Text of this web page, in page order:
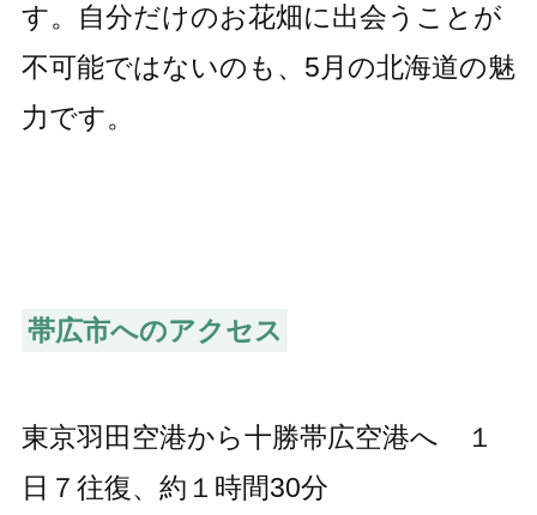
す。自分だけのお花畑に出会うことが
不可能ではないのも、5月の北海道の魅
力です。
帯広市へのアクセス
東京羽田空港から十勝帯広空港へ １
日７往復、約１時間30分